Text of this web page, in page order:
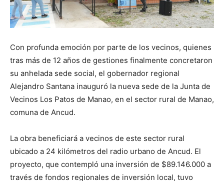
Con profunda emoción por parte de los vecinos, quienes
tras más de 12 años de gestiones finalmente concretaron
su anhelada sede social, el gobernador regional
Alejandro Santana inauguró la nueva sede de la Junta de
Vecinos Los Patos de Manao, en el sector rural de Manao,
comuna de Ancud.
La obra beneficiará a vecinos de este sector rural
ubicado a 24 kilómetros del radio urbano de Ancud. El
proyecto, que contempló una inversión de $89.146.000 a
través de fondos regionales de inversión local, tuvo